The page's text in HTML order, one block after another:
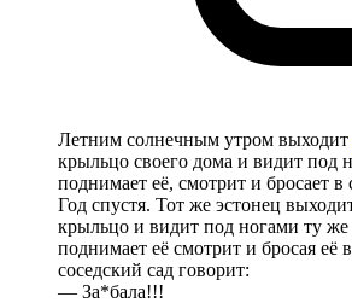
Летним солнечным утром выходит
крыльцо своего дома и видит под
поднимает её, смотрит и бросает в
Год спустя. Тот же эстонец
крыльцо и видит под ногами ту же
поднимает её смотрит и бросая её
соседский сад говорит:
— За*бала!!!